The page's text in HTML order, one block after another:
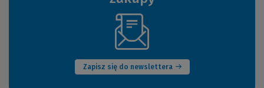
Zapisz się do newslettera
(Nowe
okno)